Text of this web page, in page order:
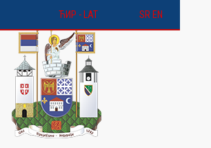
SR EN
ЋИР - LАТ